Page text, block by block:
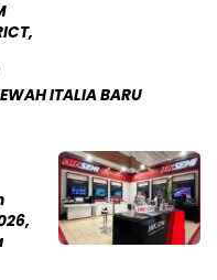
ITALIA BARU